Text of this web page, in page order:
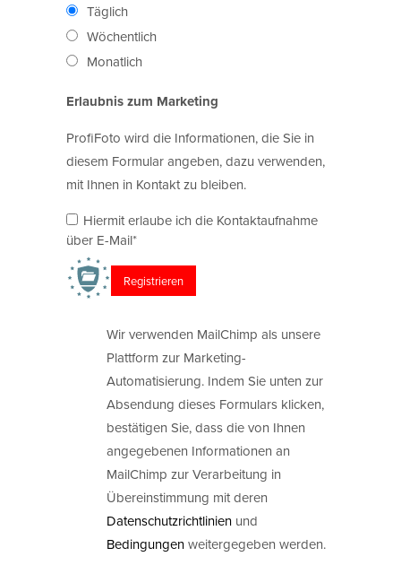
Täglich
Wöchentlich
Monatlich
Erlaubnis zum Marketing
ProfiFoto wird die Informationen, die Sie in
diesem Formular angeben, dazu verwenden,
mit Ihnen in Kontakt zu bleiben.
Hiermit erlaube ich die Kontaktaufnahme
über E-Mail*
Wir verwenden MailChimp als unsere
Plattform zur Marketing-
Automatisierung. Indem Sie unten zur
Absendung dieses Formulars klicken,
bestätigen Sie, dass die von Ihnen
angegebenen Informationen an
MailChimp zur Verarbeitung in
Übereinstimmung mit deren
Datenschutzrichtlinien und
Bedingungenweitergegeben werden.